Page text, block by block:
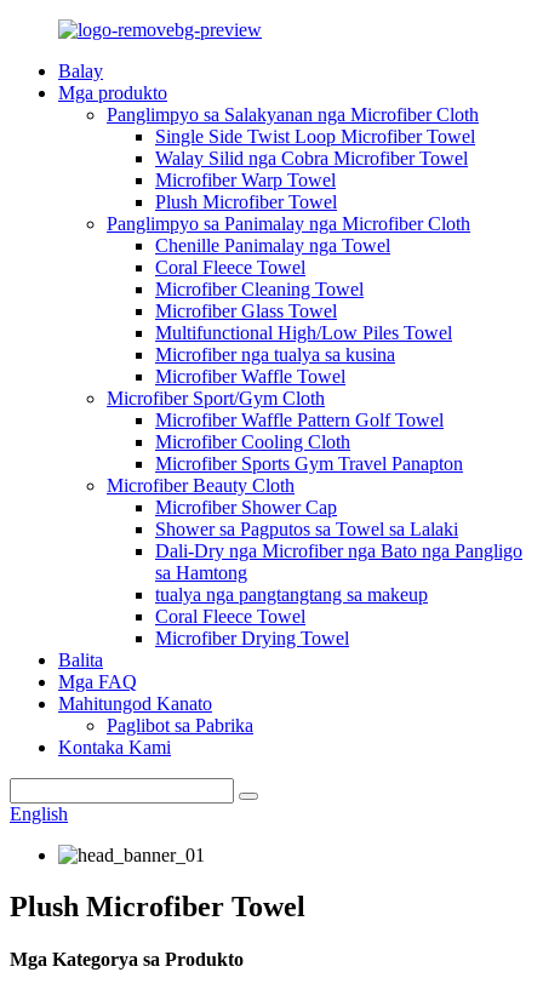
Balay
Mga produkto
Panglimpyo sa Salakyanan nga Microfiber Cloth
Single Side Twist Loop Microfiber Towel
Walay Silid nga Cobra Microfiber Towel
Microfiber Warp Towel
Plush Microfiber Towel
Panglimpyo sa Panimalay nga Microfiber Cloth
Chenille Panimalay nga Towel
Coral Fleece Towel
Microfiber Cleaning Towel
Microfiber Glass Towel
Multifunctional High/Low Piles Towel
Microfiber nga tualya sa kusina
Microfiber Waffle Towel
Microfiber Sport/Gym Cloth
Microfiber Waffle Pattern Golf Towel
Microfiber Cooling Cloth
Microfiber Sports Gym Travel Panapton
Microfiber Beauty Cloth
Microfiber Shower Cap
Shower sa Pagputos sa Towel sa Lalaki
Dali-Dry nga Microfiber nga Bato nga Pangligo
sa Hamtong
tualya nga pangtangtang sa makeup
Coral Fleece Towel
Microfiber Drying Towel
Balita
Mga FAQ
Mahitungod Kanato
Paglibot sa Pabrika
Kontaka Kami
English
Plush Microfiber Towel
Mga Kategorya sa Produkto